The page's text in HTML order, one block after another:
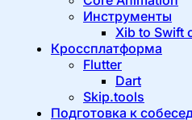
Инструменты
Xib to Swift
Кроссплатформа
Flutter
Dart
Skip.tools
Подготовка к